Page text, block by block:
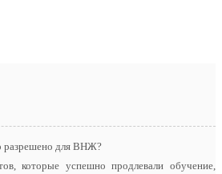
разрешено для ВНЖ?
которые успешно продлевали обучение,